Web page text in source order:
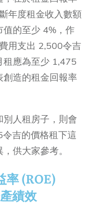
年度租金收入數額
值的至少 4%，作
用支出 2,500令吉
租應為至少 1,475
造的租金回報率
人租房子，則會
吉的價格租下這
供大家參考。
率 (ROE)
績效